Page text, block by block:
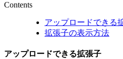
Contents
アップロードできる
拡張子の表示方法
アップロードできる拡張子